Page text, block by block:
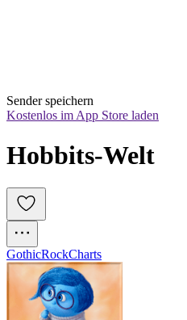
Sender speichern
Kostenlos im App Store laden
Hobbits-Welt
GothicRockCharts